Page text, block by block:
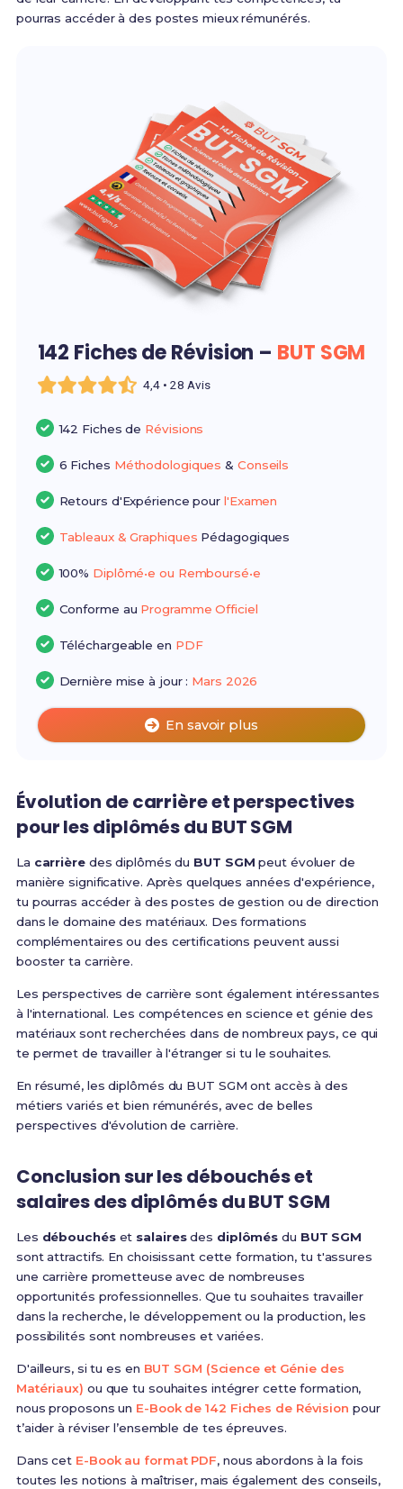
pourras accéder à des postes mieux rémunérés.
142 Fiches de Révision – BUT SGM
4,4 • 28 Avis
142 Fiches de Révisions
6 Fiches Méthodologiques & Conseils
Retours d'Expérience pour l'Examen
Tableaux & Graphiques Pédagogiques
100% Diplômé•e ou Remboursé•e
Conforme au Programme Officiel
Téléchargeable en PDF
Dernière mise à jour : Mars 2026
En savoir plus
Évolution de carrière et perspectives
pour les diplômés du BUT SGM
La carrièredes diplômés du BUT SGM peut évoluer de
manière significative. Après quelques années d'expérience,
tu pourras accéder à des postes de gestion ou de direction
dans le domaine des matériaux. Des formations
complémentaires ou des certifications peuvent aussi
booster ta carrière.
Les perspectives de carrière sont également intéressantes
à l'international. Les compétences en science et génie des
matériaux sont recherchées dans de nombreux pays, ce qui
te permet de travailler à l'étranger si tu le souhaites.
En résumé, les diplômés du BUT SGM ont accès à des
métiers variés et bien rémunérés, avec de belles
perspectives d'évolution de carrière.
Conclusion sur les débouchés et
salaires des diplômés du BUT SGM
Les débouchéset salairesdes diplômés du BUT SGM
sont attractifs. En choisissant cette formation, tu t'assures
une carrière prometteuse avec de nombreuses
opportunités professionnelles. Que tu souhaites travailler
dans la recherche, le développement ou la production, les
possibilités sont nombreuses et variées.
D'ailleurs, si tu es en BUT SGM (Science et Génie des
Matériaux) ou que tu souhaites intégrer cette formation,
nous proposons un E-Book de 142 Fiches de Révision pour
t’aider à réviser l’ensemble de tes épreuves.
Dans cet E-Book au format PDF, nous abordons à la fois
toutes les notions à maîtriser, mais également des conseils,